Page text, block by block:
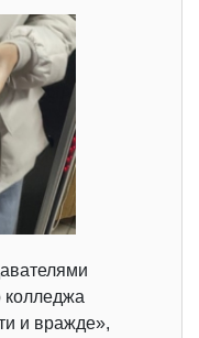
колледжа
и вражде»,